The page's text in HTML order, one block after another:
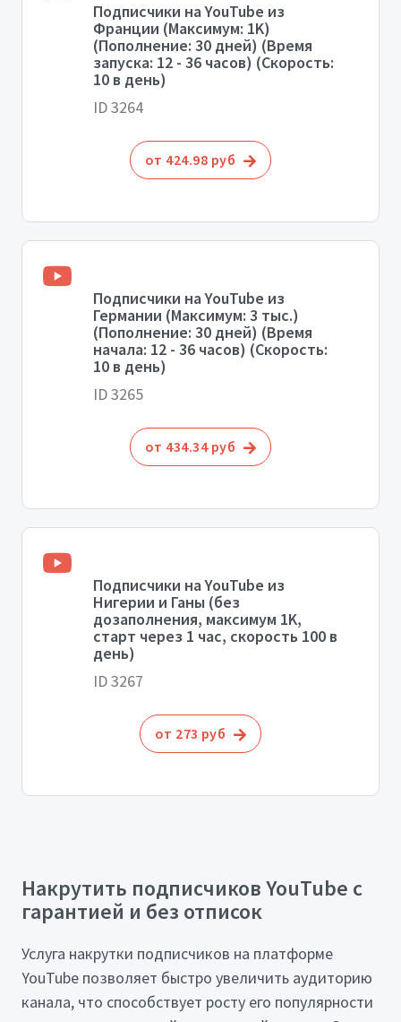
Подписчики на YouTube из
Франции (Максимум: 1K)
(Пополнение: 30 дней) (Время
запуска: 12 - 36 часов) (Скорость:
10 в день)
ID 3264
от 424.98 руб
Подписчики на YouTube из
Германии (Максимум: 3 тыс.)
(Пополнение: 30 дней) (Время
начала: 12 - 36 часов) (Скорость:
10 в день)
ID 3265
от 434.34 руб
Подписчики на YouTube из
Нигерии и Ганы (без
дозаполнения, максимум 1K,
старт через 1 час, скорость 100 в
день)
ID 3267
от 273 руб
Накрутить подписчиков YouTube с
гарантией и без отписок
Услуга накрутки подписчиков на платформе
YouTube позволяет быстро увеличить аудиторию
канала, что способствует росту его популярности